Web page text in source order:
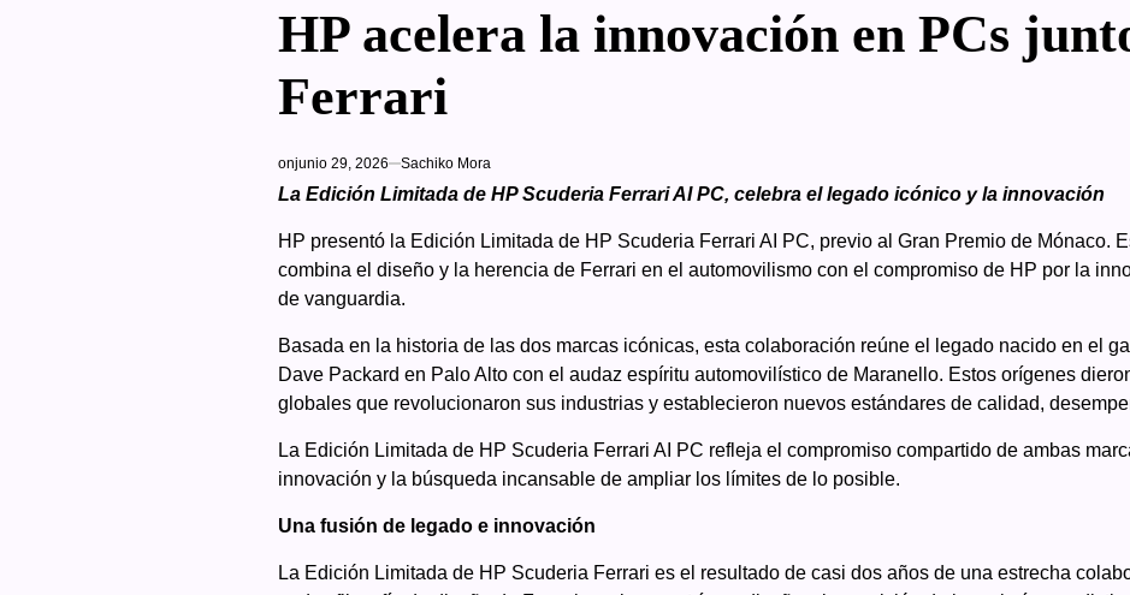
HP acelera la innovación en PCs
Ferrari
onjunio 29, 2026 Sachiko Mora
La Edición Limitada de HP Scuderia Ferrari AI PC, celebra el legado icónico y la innovación
HP presentó la Edición Limitada de HP Scuderia Ferrari AI PC, previo al Gran Premio de Mónaco.
combina el diseño y la herencia de Ferrari en el automovilismo con el compromiso de HP por la
de vanguardia.
Basada en la historia de las dos marcas icónicas, esta colaboración reúne el legado nacido en el
Dave Packard en Palo Alto con el audaz espíritu automovilístico de Maranello. Estos orígenes
globales que revolucionaron sus industrias y establecieron nuevos estándares de calidad,
La Edición Limitada de HP Scuderia Ferrari AI PC refleja el compromiso compartido de ambas
innovación y la búsqueda incansable de ampliar los límites de lo posible.
Una fusión de legado e innovación
La Edición Limitada de HP Scuderia Ferrari es el resultado de casi dos años de una estrecha